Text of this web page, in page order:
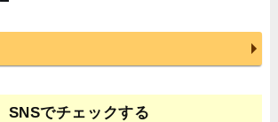
SNSでチェックする